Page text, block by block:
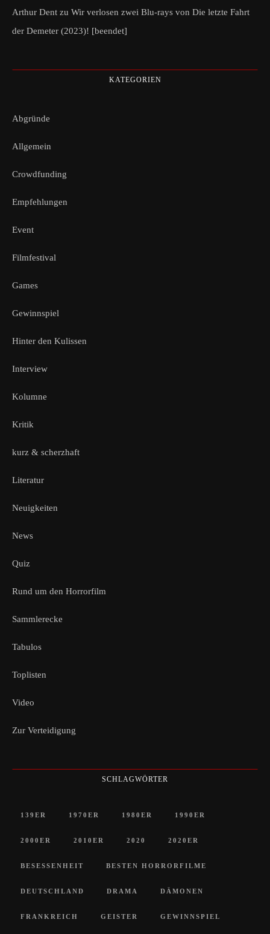
Arthur Dent zu Wir verlosen zwei Blu-rays von Die letzte Fahrt
der Demeter (2023)! [beendet]
KATEGORIEN
Abgründe
Allgemein
Crowdfunding
Empfehlungen
Event
Filmfestival
Games
Gewinnspiel
Hinter den Kulissen
Interview
Kolumne
Kritik
kurz & scherzhaft
Literatur
Neuigkeiten
News
Quiz
Rund um den Horrorfilm
Sammlerecke
Tabulos
Toplisten
Video
Zur Verteidigung
SCHLAGWÖRTER
139ER 1970ER 1980ER 1990ER
2000ER 2010ER 2020 2020ER
BESESSENHEIT BESTEN HORRORFILME
DEUTSCHLAND DRAMA DÄMONEN
FRANKREICH GEISTER GEWINNSPIEL